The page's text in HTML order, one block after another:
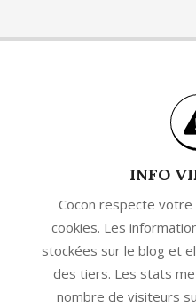
INFO
Cocon respecte
cookies. Les
stockées sur le blog et
des tiers. Les stats
nombre de visiteurs